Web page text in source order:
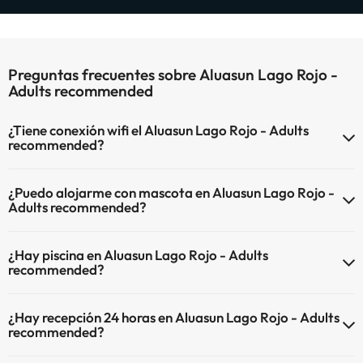
Preguntas frecuentes sobre Aluasun Lago Rojo -
Adults recommended
¿Tiene conexión wifi el Aluasun Lago Rojo - Adults
recommended?
¿Puedo alojarme con mascota en Aluasun Lago Rojo -
Adults recommended?
(previa petición y de pago directo en hotel). Consulta las
condiciones.
¿Hay piscina en Aluasun Lago Rojo - Adults
recommended?
servicio puede ser de pago) Aquí tienes más info sobre la piscina y
otras instalaciones.
¿Hay recepción 24 horas en Aluasun Lago Rojo - Adults
recommended?